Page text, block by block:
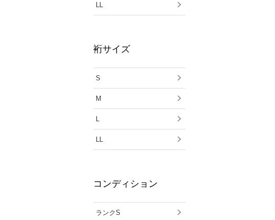
LL
裄サイズ
S
M
L
LL
コンディション
ランクS